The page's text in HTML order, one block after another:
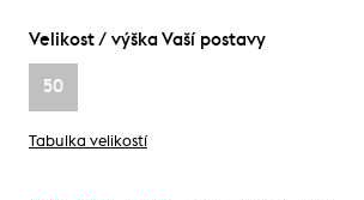
Velikost / výška Vaší postavy
50
Tabulka velikostí